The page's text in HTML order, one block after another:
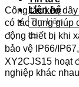
Liên hệ
Tìm
kiếm:
Công tắc kéo
có tác dụng giúp
động thiết bị khi
bảo vệ IP66/
XY2CJS15 hoạt
nghiệp khác